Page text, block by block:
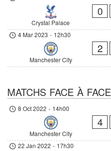
Crystal Palace
0
4 Mar 2023 - 12h30
Manchester City
2
MATCHS FACE À FACE
8 Oct 2022 - 14h00
Manchester City
4
22 Jan 2022 - 17h30